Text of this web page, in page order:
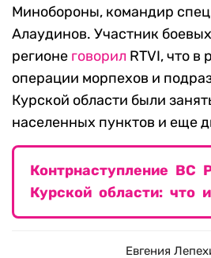
Минобороны, командир
Алаудинов. Участник
регионе говорил RTVI, что в
операции морпехов и
Курской области были
населенных пунктов и еще
Контрнаступление ВС
Курской области: что
Евгения